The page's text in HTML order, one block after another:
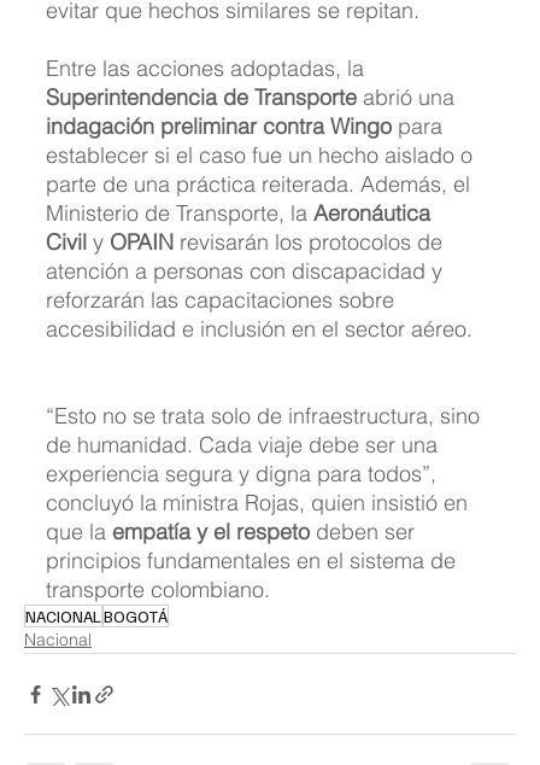
evitar que hechos similares se repitan.
Entre las acciones adoptadas, la
Superintendencia de Transporte abrió una
indagación preliminar contra Wingo para
establecer si el caso fue un hecho aislado o
parte de una práctica reiterada. Además, el
Ministerio de Transporte, la Aeronáutica
Civil y OPAIN revisarán los protocolos de
atención a personas con discapacidad y
reforzarán las capacitaciones sobre
accesibilidad e inclusión en el sector aéreo.
“Esto no se trata solo de infraestructura, sino
de humanidad. Cada viaje debe ser una
experiencia segura y digna para todos”,
concluyó la ministra Rojas, quien insistió en
que la empatía y el respeto deben ser
principios fundamentales en el sistema de
transporte colombiano.
NACIONAL BOGOTÁ
Nacional